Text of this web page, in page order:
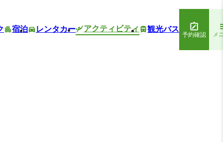
宿泊 レンタカー アクティビティ 観光バス
予約確認 メ